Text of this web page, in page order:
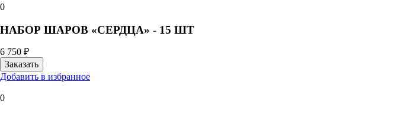
0
НАБОР ШАРОВ «СЕРДЦА» - 15 ШТ
6 750 ₽
Добавить в избранное
0